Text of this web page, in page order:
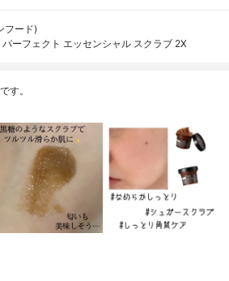
フード)
ーフェクト エッセンシャル スクラブ 2X
す。